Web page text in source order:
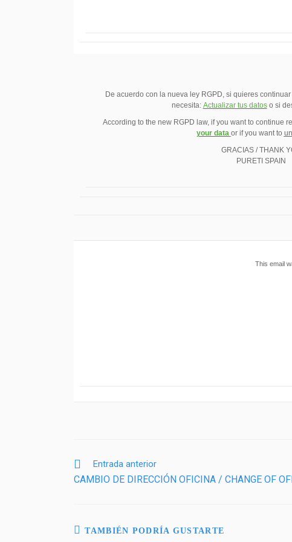
De acuerdo con la nueva ley RGPD, si quieres
necesita: Actualizar tus datos o si
According to the new RGPD law, if you want to continue
your data or if you want to
GRACIAS / THANK
PURETI SPAIN
This email
Entrada anterior
CAMBIO DE DIRECCIÓN OFICINA / CHANGE OF
TAMBIÉN PODRÍA GUSTARTE